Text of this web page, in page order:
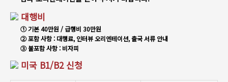
대행비
① 기본 40만원 / 급행비 30만원
② 포함 사항 : 대행료, 인터뷰 오리엔테이션, 출국 서류 안내
③ 불포함 사항 : 비자피
미국 B1/B2 신청